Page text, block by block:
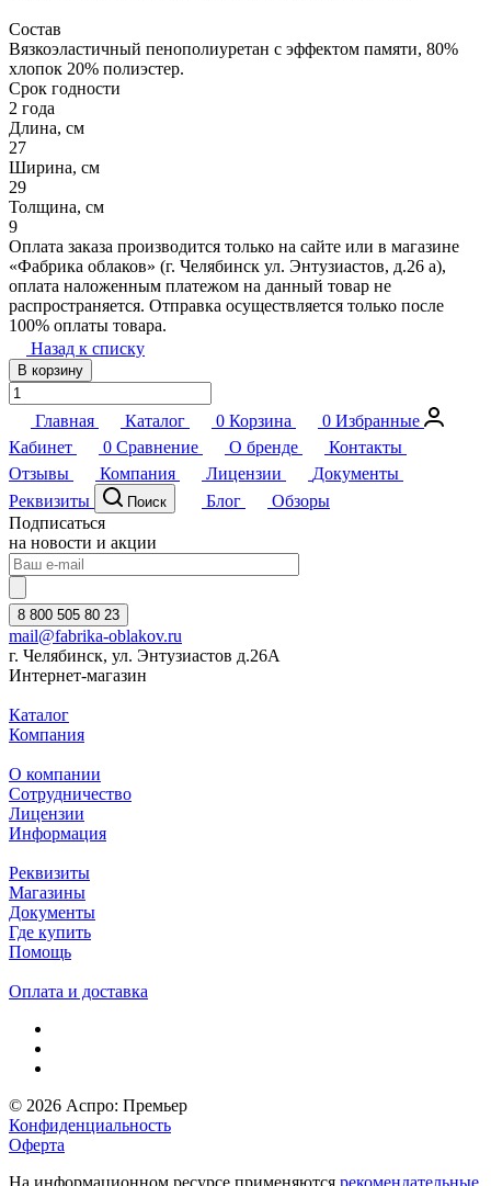
Состав
Вязкоэластичный пенополиуретан с эффектом памяти, 80%
хлопок 20% полиэстер.
Срок годности
2 года
Длина, см
27
Ширина, см
29
Толщина, см
9
Оплата заказа производится только на сайте или в магазине
«Фабрика облаков» (г. Челябинск ул. Энтузиастов, д.26 а),
оплата наложенным платежом на данный товар не
распространяется. Отправка осуществляется только после
100% оплаты товара.
Назад к списку
В корзину
Главная Каталог 0 Корзина 0 Избранные
Кабинет
0 Сравнение О бренде
Контакты
Отзывы
Компания Лицензии
Документы
Реквизиты
Поиск Блог
Обзоры
Подписаться
на новости и акции
8 800 505 80 23
mail@fabrika-oblakov.ru
г. Челябинск, ул. Энтузиастов д.26А
Интернет-магазин
Каталог
Компания
О компании
Сотрудничество
Лицензии
Информация
Реквизиты
Магазины
Документы
Где купить
Помощь
Оплата и доставка
© 2026 Аспро: Премьер
Конфиденциальность
Оферта
На информационном ресурсе применяются рекомендательные